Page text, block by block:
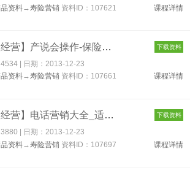
资料→寿险营销 资料ID：107621 课程详情
【保险经营】产说会操作-保险公司产说会专题 107661 下载资料
| 日期： 2013-12-23
资料→寿险营销 资料ID：107661 课程详情
【保险经营】电话营销大全_适合各个行业 107697 下载资料
| 日期：2013-12-23
资料→寿险营销 资料ID：107697 课程详情